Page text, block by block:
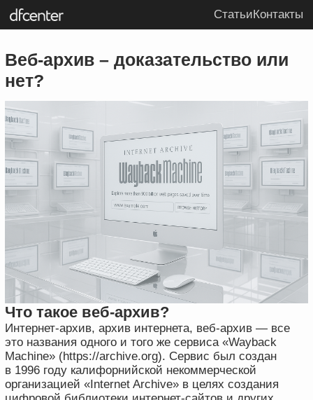
Контакты
нет?
Что такое веб-архив?
Интернет-архив, архив интернета, веб-архив — все
это названия одного и того же сервиса «Wayback
Machine» (https://archive.org). Сервис был создан
в 1996 году калифорнийской некоммерческой
организацией «Internet Archive» в целях создания
цифровой библиотеки интернет-сайтов и других
культурных артефактов в цифровом формате. Как
сказано на сайте самой организации:«Подобно
бумажной библиотеке, мы предоставляем
бесплатный доступ исследователям, историкам,
учёным, людям с ограниченными возможностями
восприятия печатной информации и широкой
публике. Наша миссия — обеспечить всеобщий
доступ ко всем знаниям» . С 2001 года сервис стал
публично доступным. С этого момента объем
сохраненных страниц в Архиве превысил 900
миллиардов.